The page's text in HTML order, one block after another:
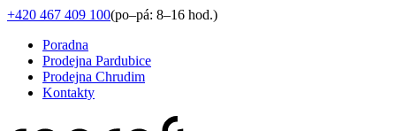
+420 467 409 100(po–pá: 8–16 hod.)
Poradna
Prodejna Pardubice
Prodejna Chrudim
Kontakty